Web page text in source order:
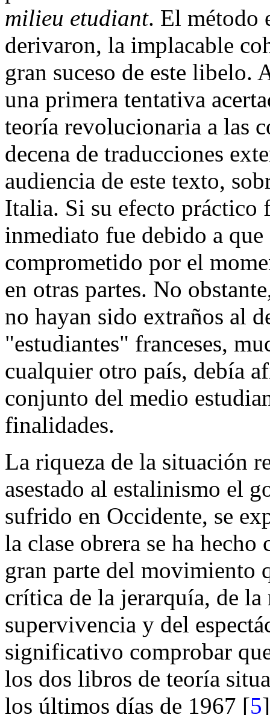
milieu etudiant. El método
derivaron, la implacable
gran suceso de este libelo.
una primera tentativa
teoría revolucionaria a las
decena de traducciones
audiencia de este texto,
Italia. Si su efecto práctico
inmediato fue debido a que
comprometido por el
en otras partes. No
no hayan sido extraños al
"estudiantes" franceses,
cualquier otro país, debía
conjunto del medio
finalidades.
La riqueza de la situación
asestado al estalinismo el
sufrido en Occidente, se
la clase obrera se ha hecho
gran parte del movimiento
crítica de la jerarquía, de
supervivencia y del
significativo comprobar
los dos libros de teoría
los últimos días de 1967 [5